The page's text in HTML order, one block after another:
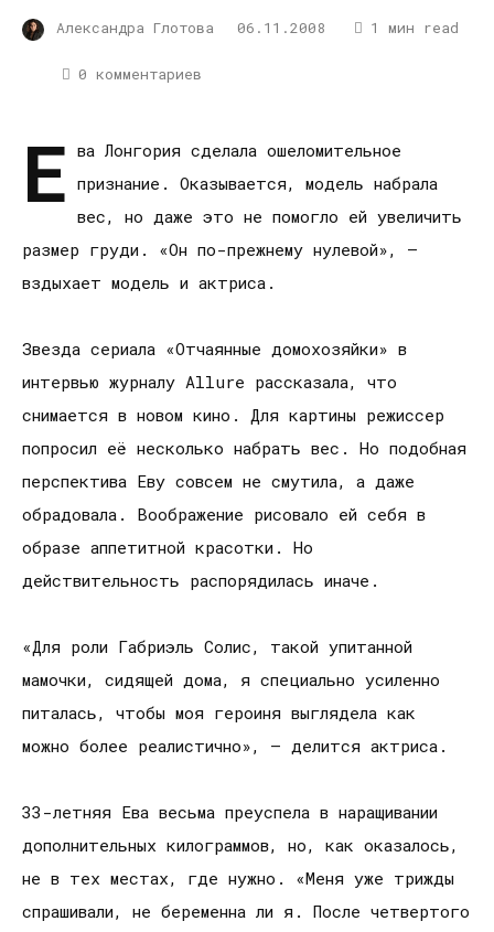
Александра Глотова 06.11.2008 1 мин read
0 комментариев
Е ва Лонгория сделала ошеломительное
признание. Оказывается, модель набрала
вес, но даже это не помогло ей увеличить
размер груди. «Он по-прежнему нулевой», –
вздыхает модель и актриса.
Звезда сериала «Отчаянные домохозяйки» в
интервью журналу Allure рассказала, что
снимается в новом кино. Для картины режиссер
попросил её несколько набрать вес. Но подобная
перспектива Еву совсем не смутила, а даже
обрадовала. Воображение рисовало ей себя в
образе аппетитной красотки. Но
действительность распорядилась иначе.
«Для роли Габриэль Солис, такой упитанной
мамочки, сидящей дома, я специально усиленно
питалась, чтобы моя героиня выглядела как
можно более реалистично», – делится актриса.
33-летняя Ева весьма преуспела в наращивании
дополнительных килограммов, но, как оказалось,
не в тех местах, где нужно. «Меня уже трижды
спрашивали, не беременна ли я. После четвертого